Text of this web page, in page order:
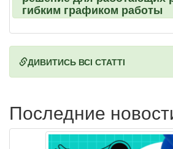
гибким графиком работы
ДИВИТИСЬ ВСІ СТАТТІ
Последние